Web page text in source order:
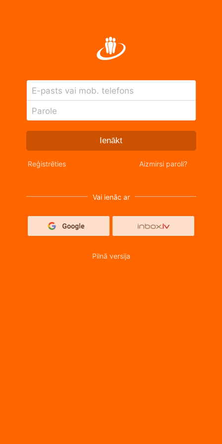
E-pasts vai mob. telefons
Parole
Ienākt
Reģistrēties Aizmirsi paroli?
Vai ienāc ar
Pilnā versija